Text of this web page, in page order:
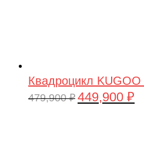
Квадроцикл
479,900₽ 449,900 ₽